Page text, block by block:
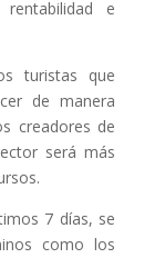
e
turistas que
de manera
creadores de
será más
7 días, se
como los